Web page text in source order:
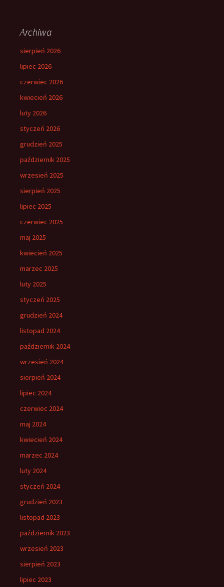
Archiwa
sierpień 2026
lipiec 2026
czerwiec 2026
kwiecień 2026
luty 2026
styczeń 2026
grudzień 2025
październik 2025
wrzesień 2025
sierpień 2025
lipiec 2025
czerwiec 2025
maj 2025
kwiecień 2025
marzec 2025
luty 2025
styczeń 2025
grudzień 2024
listopad 2024
październik 2024
wrzesień 2024
sierpień 2024
lipiec 2024
czerwiec 2024
maj 2024
kwiecień 2024
marzec 2024
luty 2024
styczeń 2024
grudzień 2023
listopad 2023
październik 2023
wrzesień 2023
sierpień 2023
lipiec 2023